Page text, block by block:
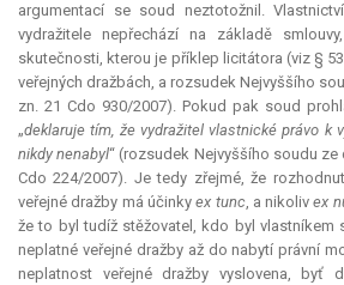
argumentací se soud neztotožnil.
vydražitele nepřechází na základě
skutečnosti, kterou je příklep licitátora (viz §
veřejných dražbách, a rozsudek Nejvyššího
zn. 21 Cdo 930/2007). Pokud pak soud
„deklaruje tím, že vydražitel vlastnické právo k
nikdy nenabyl“ (rozsudek Nejvyššího soudu ze
Cdo 224/2007). Je tedy zřejmé, že
veřejné dražby má účinkyex tunc, a nikolivex
že to byl tudíž stěžovatel, kdo byl vlastníkem
neplatné veřejné dražby až do nabytí právní
neplatnost veřejné dražby vyslovena, byť